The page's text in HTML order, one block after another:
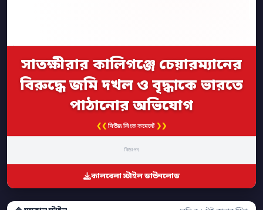
সাতক্ষীরার কালিগঞ্জে চেয়ারম্যানের
বিরুদ্ধে জমি দখল ও বৃদ্ধাকে ভারতে
পাঠানোর অভিযোগ
❮❮ নিউজ লিংক কমেন্টে ❯❯
বিজ্ঞাপন
কালবেলা স্টাইল ডাউনলোড